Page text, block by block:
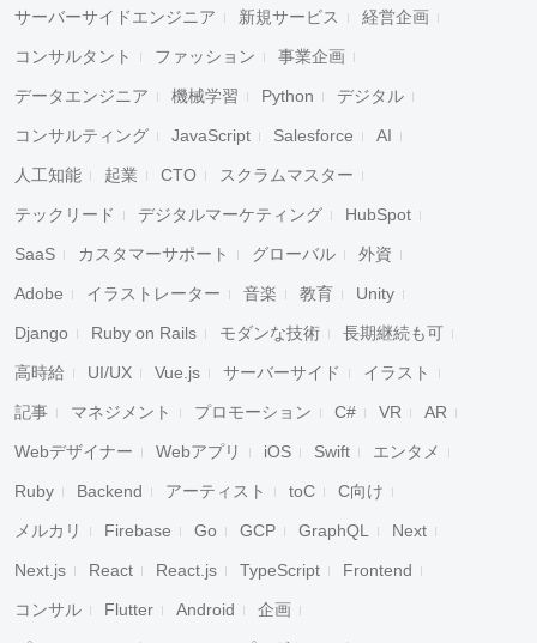
サーバーサイドエンジニア 新規サービス 経営企画
コンサルタント ファッション 事業企画
データエンジニア 機械学習 Python デジタル
コンサルティング JavaScript Salesforce AI
人工知能 起業 CTO スクラムマスター
テックリード デジタルマーケティング HubSpot
SaaS カスタマーサポート グローバル 外資
Adobe イラストレーター 音楽 教育 Unity
Django Ruby on Rails モダンな技術 長期継続も可
高時給 UI/UX Vue.js サーバーサイド イラスト
記事 マネジメント プロモーション C# VR AR
Webデザイナー Webアプリ iOS Swift エンタメ
Ruby Backend アーティスト toC C向け
メルカリ Firebase Go GCP GraphQL Next
Next.js React React.js TypeScript Frontend
コンサル Flutter Android 企画